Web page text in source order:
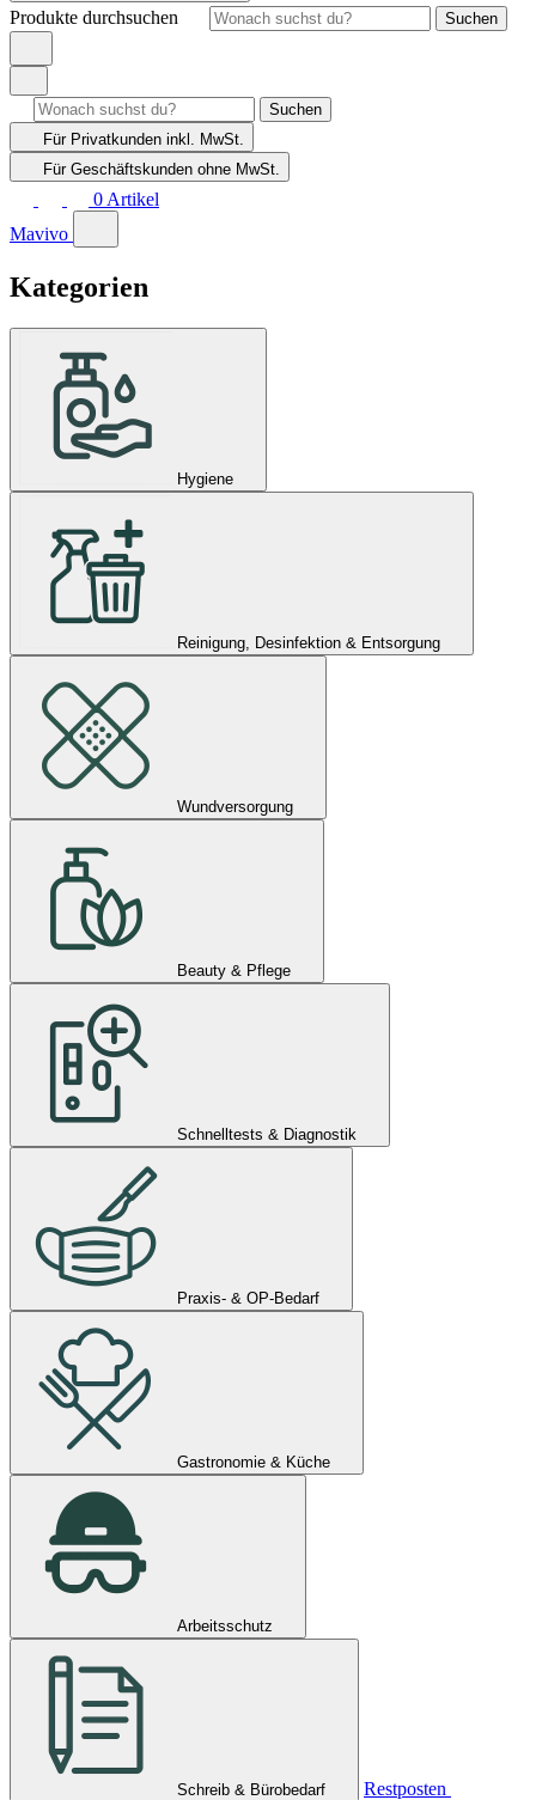
Produkte durchsuchen Suchen
Suchen
Für Privatkunden inkl. MwSt.
Für Geschäftskunden ohne MwSt.
0 Artikel
Mavivo
Kategorien
Hygiene
Reinigung, Desinfektion & Entsorgung
Wundversorgung
Beauty & Pflege
Schnelltests & Diagnostik
Praxis- & OP-Bedarf
Gastronomie & Küche
Arbeitsschutz
Schreib & Bürobedarf
Restposten